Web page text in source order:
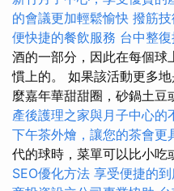
的會議更加輕鬆愉快 撥筋
便快捷的餐飲服務 台中整
酒的一部分，因此在每個球
慣上的。 如果該活動更多
麼嘉年華甜甜圈，砂鍋土豆
產後護理之家與月子中心的
下午茶外燴，讓您的茶會更
代的球時，菜單可以比小吃
SEO優化方法 享受便捷的